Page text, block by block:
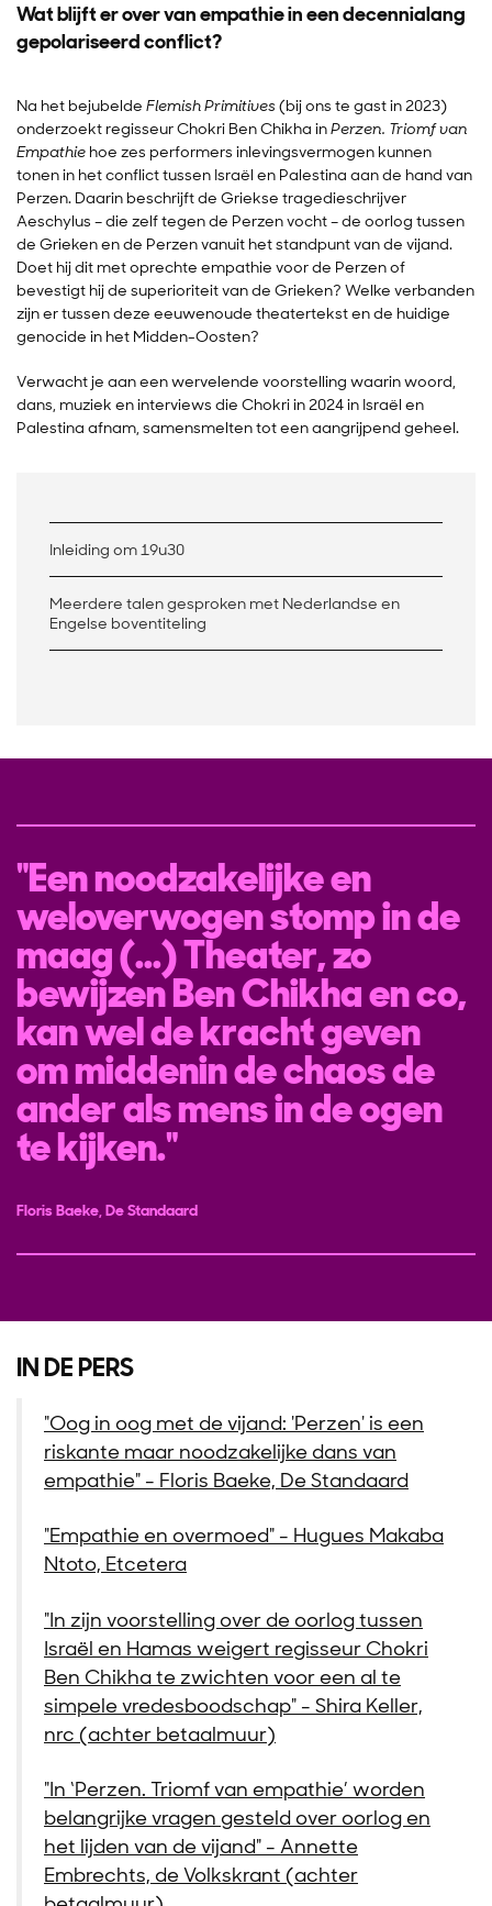
Wat blijft er over van empathie in een decennialang
gepolariseerd conflict?
Na het bejubelde Flemish Primitives(bij ons te gast in 2023)
onderzoekt regisseur Chokri Ben Chikha inPerzen. Triomf van
Empathie hoe zes performers inlevingsvermogen kunnen
tonen in het conflict tussen Israël en Palestina aan de hand van
Perzen. Daarin beschrijft de Griekse tragedieschrijver
Aeschylus – die zelf tegen de Perzen vocht – de oorlog tussen
de Grieken en de Perzen vanuit het standpunt van de vijand.
Doet hij dit met oprechte empathie voor de Perzen of
bevestigt hij de superioriteit van de Grieken? Welke verbanden
zijn er tussen deze eeuwenoude theatertekst en de huidige
genocide in het Midden-Oosten?
Verwacht je aan een wervelende voorstelling waarin woord,
dans, muziek en interviews die Chokri in 2024 in Israël en
Palestina afnam, samensmelten tot een aangrijpend geheel.
Inleiding om 19u30
Meerdere talen gesproken met Nederlandse en
Engelse boventiteling
Een noodzakelijke en
weloverwogen stomp in de
maag (...) Theater, zo
bewijzen Ben Chikha en co,
kan wel de kracht geven
om middenin de chaos de
ander als mens in de ogen
te kijken.
Floris Baeke, De Standaard
IN DE PERS
"Oog in oog met de vijand: 'Perzen' is een
riskante maar noodzakelijke dans van
empathie" - Floris Baeke, De Standaard
"Empathie en overmoed" - Hugues Makaba
Ntoto, Etcetera
"In zijn voorstelling over de oorlog tussen
Israël en Hamas weigert regisseur Chokri
Ben Chikha te zwichten voor een al te
simpele vredesboodschap" - Shira Keller,
nrc (achter betaalmuur)
"In ‘Perzen. Triomf van empathie’ worden
belangrijke vragen gesteld over oorlog en
het lijden van de vijand" - Annette
Embrechts, de Volkskrant (achterInzoomen